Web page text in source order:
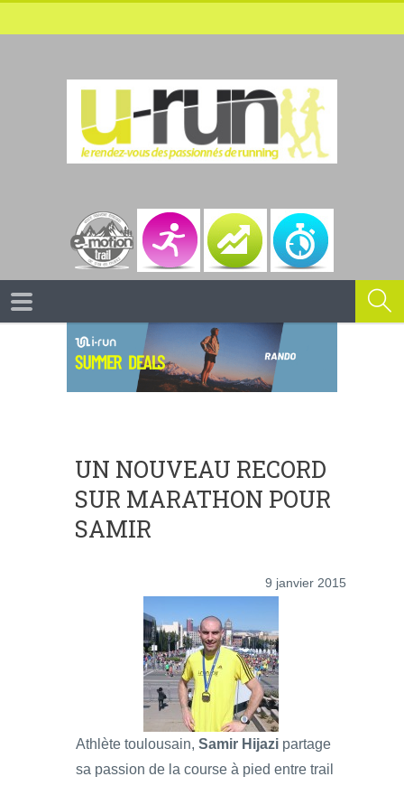
UN NOUVEAU RECORD
SUR MARATHON POUR
SAMIR
9 janvier 2015
Athlète toulousain, Samir Hijazi partage
sa passion de la course à pied entre trail